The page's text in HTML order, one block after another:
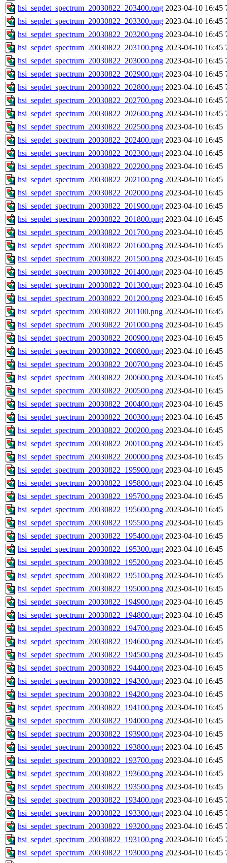
hsi_sepdet_spectrum_20030822_203400.png 2023-04-10 16:45
hsi_sepdet_spectrum_20030822_203300.png 2023-04-10 16:45
hsi_sepdet_spectrum_20030822_203200.png 2023-04-10 16:45
hsi_sepdet_spectrum_20030822_203100.png 2023-04-10 16:45
hsi_sepdet_spectrum_20030822_203000.png 2023-04-10 16:45
hsi_sepdet_spectrum_20030822_202900.png 2023-04-10 16:45
hsi_sepdet_spectrum_20030822_202800.png 2023-04-10 16:45
hsi_sepdet_spectrum_20030822_202700.png 2023-04-10 16:45
hsi_sepdet_spectrum_20030822_202600.png 2023-04-10 16:45
hsi_sepdet_spectrum_20030822_202500.png 2023-04-10 16:45
hsi_sepdet_spectrum_20030822_202400.png 2023-04-10 16:45
hsi_sepdet_spectrum_20030822_202300.png 2023-04-10 16:45
hsi_sepdet_spectrum_20030822_202200.png 2023-04-10 16:45
hsi_sepdet_spectrum_20030822_202100.png 2023-04-10 16:45
hsi_sepdet_spectrum_20030822_202000.png 2023-04-10 16:45
hsi_sepdet_spectrum_20030822_201900.png 2023-04-10 16:45
hsi_sepdet_spectrum_20030822_201800.png 2023-04-10 16:45
hsi_sepdet_spectrum_20030822_201700.png 2023-04-10 16:45
hsi_sepdet_spectrum_20030822_201600.png 2023-04-10 16:45
hsi_sepdet_spectrum_20030822_201500.png 2023-04-10 16:45
hsi_sepdet_spectrum_20030822_201400.png 2023-04-10 16:45
hsi_sepdet_spectrum_20030822_201300.png 2023-04-10 16:45
hsi_sepdet_spectrum_20030822_201200.png 2023-04-10 16:45
hsi_sepdet_spectrum_20030822_201100.png 2023-04-10 16:45
hsi_sepdet_spectrum_20030822_201000.png 2023-04-10 16:45
hsi_sepdet_spectrum_20030822_200900.png 2023-04-10 16:45
hsi_sepdet_spectrum_20030822_200800.png 2023-04-10 16:45
hsi_sepdet_spectrum_20030822_200700.png 2023-04-10 16:45
hsi_sepdet_spectrum_20030822_200600.png 2023-04-10 16:45
hsi_sepdet_spectrum_20030822_200500.png 2023-04-10 16:45
hsi_sepdet_spectrum_20030822_200400.png 2023-04-10 16:45
hsi_sepdet_spectrum_20030822_200300.png 2023-04-10 16:45
hsi_sepdet_spectrum_20030822_200200.png 2023-04-10 16:45
hsi_sepdet_spectrum_20030822_200100.png 2023-04-10 16:45
hsi_sepdet_spectrum_20030822_200000.png 2023-04-10 16:45
hsi_sepdet_spectrum_20030822_195900.png 2023-04-10 16:45
hsi_sepdet_spectrum_20030822_195800.png 2023-04-10 16:45
hsi_sepdet_spectrum_20030822_195700.png 2023-04-10 16:45
hsi_sepdet_spectrum_20030822_195600.png 2023-04-10 16:45
hsi_sepdet_spectrum_20030822_195500.png 2023-04-10 16:45
hsi_sepdet_spectrum_20030822_195400.png 2023-04-10 16:45
hsi_sepdet_spectrum_20030822_195300.png 2023-04-10 16:45
hsi_sepdet_spectrum_20030822_195200.png 2023-04-10 16:45
hsi_sepdet_spectrum_20030822_195100.png 2023-04-10 16:45
hsi_sepdet_spectrum_20030822_195000.png 2023-04-10 16:45
hsi_sepdet_spectrum_20030822_194900.png 2023-04-10 16:45
hsi_sepdet_spectrum_20030822_194800.png 2023-04-10 16:45
hsi_sepdet_spectrum_20030822_194700.png 2023-04-10 16:45
hsi_sepdet_spectrum_20030822_194600.png 2023-04-10 16:45
hsi_sepdet_spectrum_20030822_194500.png 2023-04-10 16:45
hsi_sepdet_spectrum_20030822_194400.png 2023-04-10 16:45
hsi_sepdet_spectrum_20030822_194300.png 2023-04-10 16:45
hsi_sepdet_spectrum_20030822_194200.png 2023-04-10 16:45
hsi_sepdet_spectrum_20030822_194100.png 2023-04-10 16:45
hsi_sepdet_spectrum_20030822_194000.png 2023-04-10 16:45
hsi_sepdet_spectrum_20030822_193900.png 2023-04-10 16:45
hsi_sepdet_spectrum_20030822_193800.png 2023-04-10 16:45
hsi_sepdet_spectrum_20030822_193700.png 2023-04-10 16:45
hsi_sepdet_spectrum_20030822_193600.png 2023-04-10 16:45
hsi_sepdet_spectrum_20030822_193500.png 2023-04-10 16:45
hsi_sepdet_spectrum_20030822_193400.png 2023-04-10 16:45
hsi_sepdet_spectrum_20030822_193300.png 2023-04-10 16:45
hsi_sepdet_spectrum_20030822_193200.png 2023-04-10 16:45
hsi_sepdet_spectrum_20030822_193100.png 2023-04-10 16:45
hsi_sepdet_spectrum_20030822_193000.png 2023-04-10 16:45